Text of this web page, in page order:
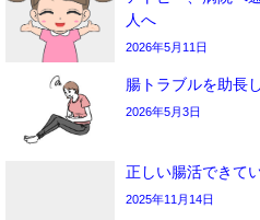
人へ
2026年5月11日
腸トラブルを助長
2026年5月3日
正しい腸活できて
2025年11月14日